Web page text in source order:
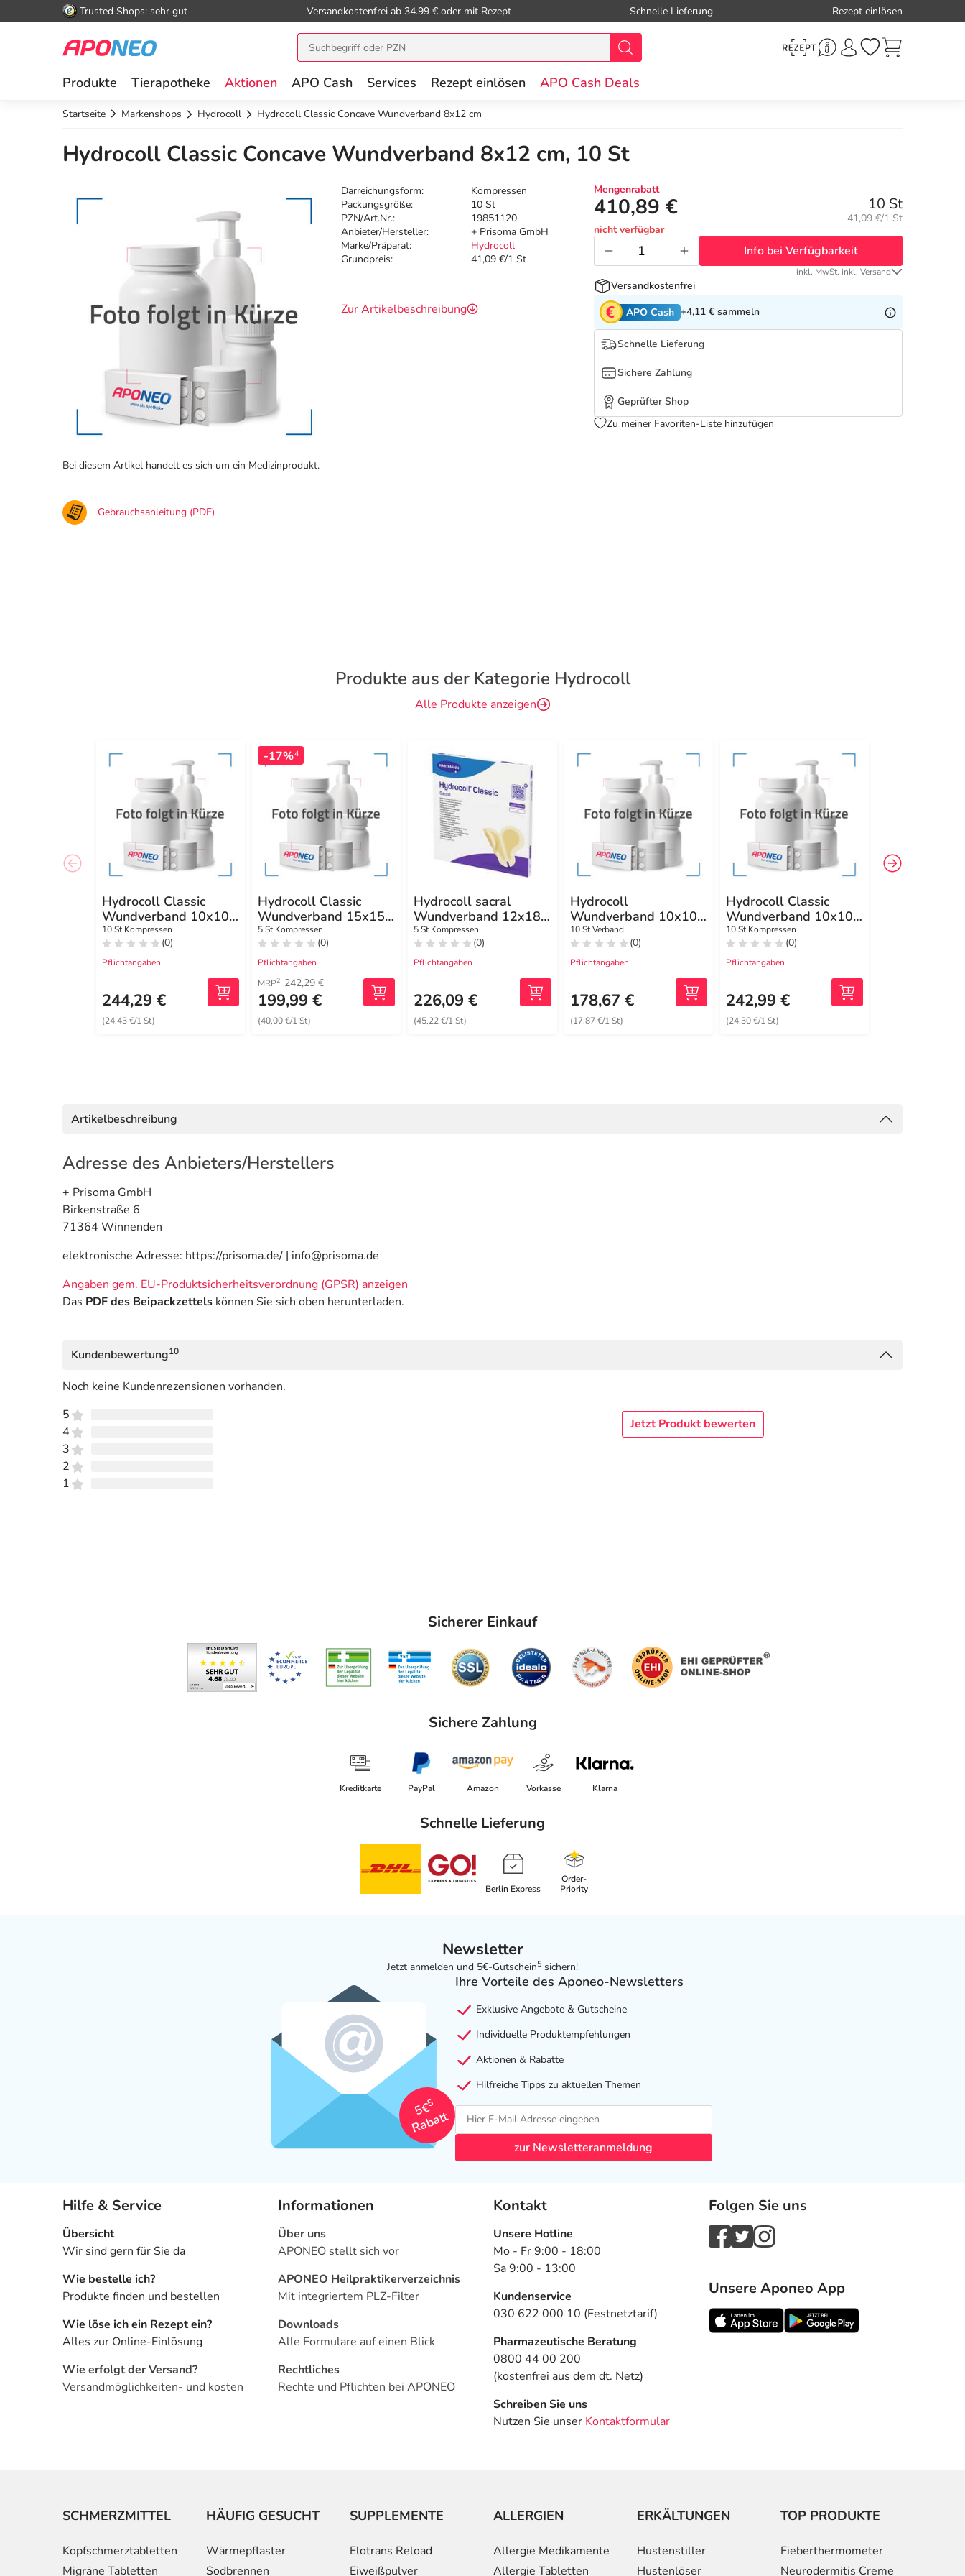
Trusted Shops: sehr gut Versandkostenfrei ab 34.99 € oder mit Rezept Schnelle Lieferung Rezept einlösen
Produkte Tierapotheke Aktionen APO Cash Services Rezept einlösen APO Cash Deals
Startseite Markenshops Hydrocoll Hydrocoll Classic Concave Wundverband 8x12 cm
Hydrocoll Classic Concave Wundverband 8x12 cm, 10 St
Darreichungsform:
Kompressen
Packungsgröße:
10 St
PZN/Art.Nr.:
19851120
Anbieter/Hersteller:
+ Prisoma GmbH
Marke/Präparat:
Hydrocoll
Grundpreis:
41,09 €/1 St
Zur Artikelbeschreibung
Mengenrabatt
410,89 € 10 St
Grundpreis:
41,09 €/1 St
nicht verfügbar
Info bei Verfügbarkeit
inkl. MwSt. inkl. Versand
Versandkostenfrei
APO Cash +4,11 € sammeln
Schnelle Lieferung
Sichere Zahlung
Geprüfter Shop
Zu meiner Favoriten-Liste hinzufügen
Bei diesem Artikel handelt es sich um ein Medizinprodukt.
Gebrauchsanleitung (PDF)
Produkte aus der Kategorie Hydrocoll
Alle Produkte anzeigen
Hydrocoll Classic
Wundverband 10x10
cm
10 St Kompressen
(0)
Pflichtangaben
244,29 €
(24,43 €/1 St)
-17%4
Hydrocoll Classic
Wundverband 15x15
cm
5 St Kompressen
(0)
Pflichtangaben
MRP2 242,29 €
199,99 €
(40,00 €/1 St)
Hydrocoll sacral
Wundverband 12x18
cm
5 St Kompressen
(0)
Pflichtangaben
226,09 €
(45,22 €/1 St)
Hydrocoll
Wundverband 10x10
cm
10 St Verband
(0)
Pflichtangaben
178,67 €
(17,87 €/1 St)
Hydrocoll Classic
Wundverband 10x10
cm
10 St Kompressen
(0)
Pflichtangaben
242,99 €
(24,30 €/1 St)
Artikelbeschreibung
Adresse des Anbieters/Herstellers
+ Prisoma GmbH
Birkenstraße 6
71364 Winnenden
elektronische Adresse: https://prisoma.de/ | info@prisoma.de
Angaben gem. EU-Produktsicherheitsverordnung (GPSR) anzeigen
Das PDF des Beipackzettels können Sie sich oben herunterladen.
Kundenbewertung10
Noch keine Kundenrezensionen vorhanden.
5
4
3
2
1
Jetzt Produkt bewerten
Sicherer Einkauf
Sichere Zahlung
Kreditkarte PayPal Amazon Vorkasse Klarna
Schnelle Lieferung
Berlin Express
Order-
Priority
Newsletter
Jetzt anmelden und 5€-Gutschein5 sichern!
5€
5
Rabatt
Ihre Vorteile des Aponeo-Newsletters
Exklusive Angebote & Gutscheine
Individuelle Produktempfehlungen
Aktionen & Rabatte
Hilfreiche Tipps zu aktuellen Themen
zur Newsletteranmeldung
Hilfe & Service
Übersicht
Wir sind gern für Sie da
Wie bestelle ich?
Produkte finden und bestellen
Wie löse ich ein Rezept ein?
Alles zur Online-Einlösung
Wie erfolgt der Versand?
Versandmöglichkeiten- und kosten
Informationen
Über uns
APONEO stellt sich vor
APONEO Heilpraktikerverzeichnis
Mit integriertem PLZ-Filter
Downloads
Alle Formulare auf einen Blick
Rechtliches
Rechte und Pflichten bei APONEO
Kontakt
Unsere Hotline
Mo - Fr 9:00 - 18:00
Sa 9:00 - 13:00
Kundenservice
030 622 000 10 (Festnetztarif)
Pharmazeutische Beratung
0800 44 00 200
(kostenfrei aus dem dt. Netz)
Schreiben Sie uns
Nutzen Sie unser Kontaktformular
Folgen Sie uns
Unsere Aponeo App
SCHMERZMITTEL
Kopfschmerztabletten
Migräne Tabletten
HÄUFIG GESUCHT
Wärmepflaster
Sodbrennen
SUPPLEMENTE
Elotrans Reload
Eiweißpulver
ALLERGIEN
Allergie Medikamente
Allergie Tabletten
ERKÄLTUNGEN
Hustenstiller
Hustenlöser
TOP PRODUKTE
Fieberthermometer
Neurodermitis Creme